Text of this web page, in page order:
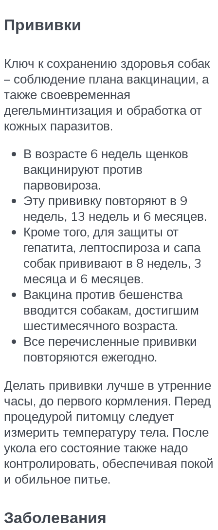
Прививки
Ключ к сохранению здоровья собак
– соблюдение плана вакцинации, а
также своевременная
дегельминтизация и обработка от
кожных паразитов.
В возрасте 6 недель щенков
вакцинируют против
парвовироза.
Эту прививку повторяют в 9
недель, 13 недель и 6 месяцев.
Кроме того, для защиты от
гепатита, лептоспироза и сапа
собак прививают в 8 недель, 3
месяца и 6 месяцев.
Вакцина против бешенства
вводится собакам, достигшим
шестимесячного возраста.
Все перечисленные прививки
повторяются ежегодно.
Делать прививки лучше в утренние
часы, до первого кормления. Перед
процедурой питомцу следует
измерить температуру тела. После
укола его состояние также надо
контролировать, обеспечивая покой
и обильное питье.
Заболевания